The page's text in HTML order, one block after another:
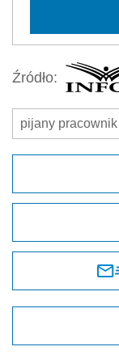
Źródło:
pijany pracownik